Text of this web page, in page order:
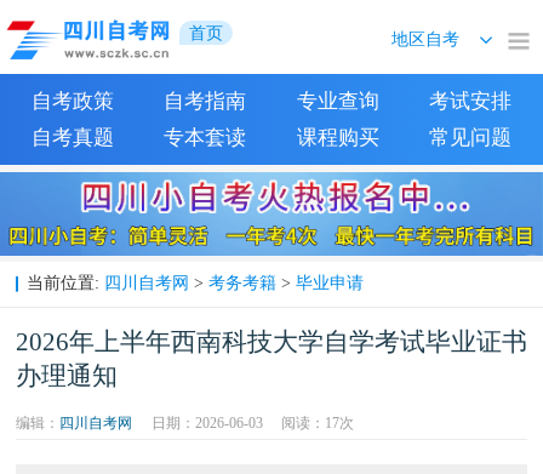
首页
自考政策 自考指南 专业查询
考试安排
自考真题
专本套读 课程购买 常见问题
当前位置: 四川自考网 > 考务考籍> 毕业申请
2026年上半年西南科技大学自学考试毕业证书
办理通知
编辑： 四川自考网 日期：2026-06-03 阅读： 17次